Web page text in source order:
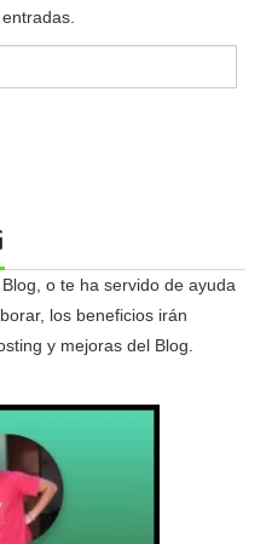
o te ha servido de ayuda
los beneficios irán
y mejoras del Blog.